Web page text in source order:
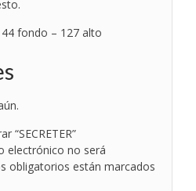
fondo – 127 alto
“SECRETER”
electrónico no será
obligatorios están marcados